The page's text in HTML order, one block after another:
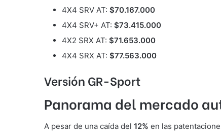
4X4 SRV AT: $70.167.000
4X4 SRV+ AT: $73.415.000
4X2 SRX AT: $71.653.000
4X4 SRX AT: $77.563.000
Versión GR-Sport
Panorama del mercado
A pesar de una caída del 12% en las